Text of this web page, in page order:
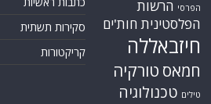
הפרסי הרשות
הפלסטינית חות'ים
חיזבאללה
חמאס טורקיה
טילים טכנולוגיה
סקירות תשתית
קריקטורות